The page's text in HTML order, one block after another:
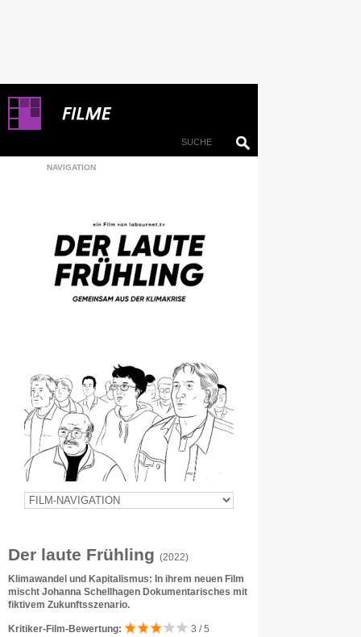
NAVIGATION
Der laute Frühling (2022)
Klimawandel und Kapitalismus: In ihrem neuen Film
mischt Johanna Schellhagen Dokumentarisches mit
fiktivem Zukunftsszenario.
Kritiker-Film-Bewertung:
3 / 5